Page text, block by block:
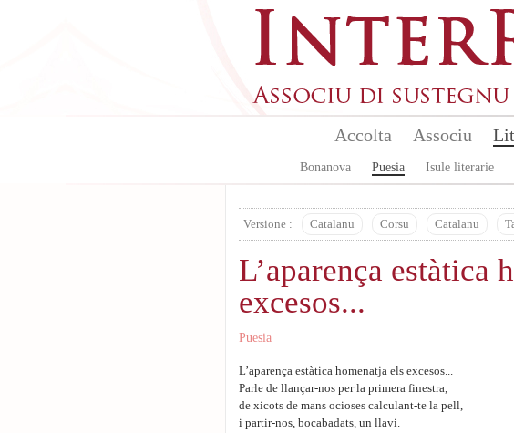
Accolta Associu
Bonanova Puesia Isule literarie
Versione : Catalanu Corsu Catalanu
L’aparença estàtica
excesos...
Puesia
L’aparença estàtica homenatja els excesos...
Parle de llançar-nos per la primera finestra,
de xicots de mans ocioses calculant-te la pell,
i partir-nos, bocabadats, un llavi.